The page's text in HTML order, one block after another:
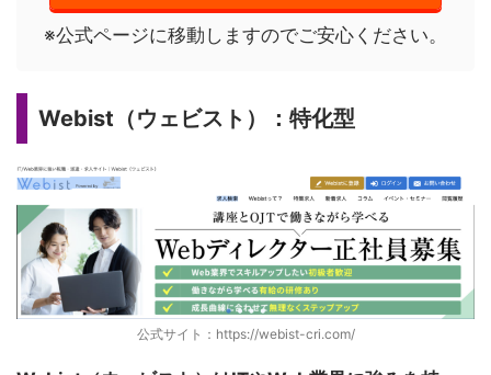
※公式ページに移動しますのでご安心ください。
Webist（ウェビスト）：特化型
公式サイト：https://webist-cri.com/